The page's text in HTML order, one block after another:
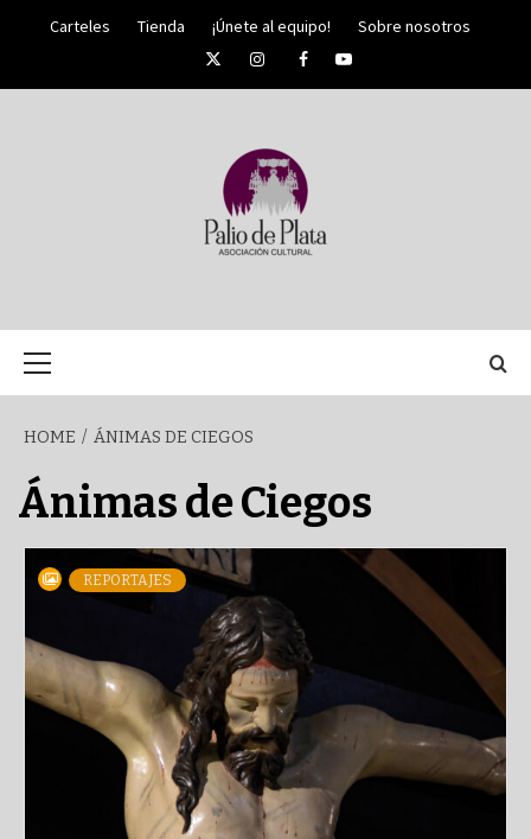
Carteles Tienda ¡Únete al equipo!
Sobre nosotros
TwitterInstagramFacebookYouTube
SEMANA
SANTA DE
MÁLAGA
HOME ÁNIMAS DE CIEGOS
Ánimas de Ciegos
REPORTAJES